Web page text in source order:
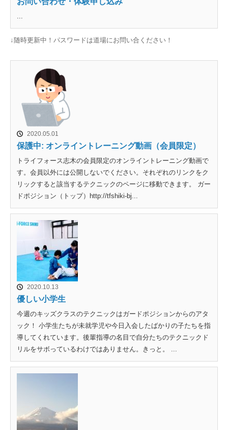
↓随時更新中！パスワードは道場にお問い合ください！
2020.05.01
保護中: オンライントレーニング動画（会員限定）
トライフォース志木の会員限定のオンライントレーニング動画で
す。会員以外には公開しないでください。それぞれのリンクをク
リックすると該当するテクニックのページに移動できます。 ガー
ドポジション（トップ）http://tfshiki-bj...
2020.10.13
優しい小学生
今週のキッズクラスのテクニックはガードポジションからのアタ
ック！ 小学生たちが未就学児や今日入会したばかりの子たちを指
導してくれています。後輩指導の名目で自分たちのテクニックド
リルをサボっているわけではありません。きっと。 ...